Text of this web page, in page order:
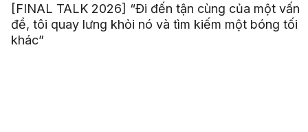
[FINAL TALK 2026] “Đi đến tận cùng của một vấn
đề, tôi quay lưng khỏi nó và tìm kiếm một bóng tối
khác”